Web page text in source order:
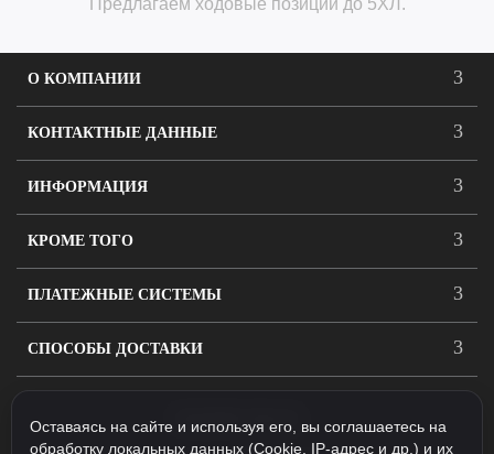
Предлагаем ходовые позиции до 5ХЛ.
О КОМПАНИИ
КОНТАКТНЫЕ ДАННЫЕ
ИНФОРМАЦИЯ
КРОМЕ ТОГО
ПЛАТЕЖНЫЕ СИСТЕМЫ
СПОСОБЫ ДОСТАВКИ
Оставаясь на сайте и используя его, вы соглашаетесь на
обработку локальных данных (Cookie, IP-адрес и др.) и их